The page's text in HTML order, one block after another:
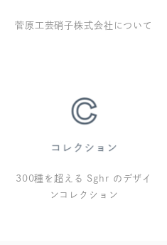
菅原工芸硝子株式会社について
300種を超える Sghr のデザイ
ンコレクション